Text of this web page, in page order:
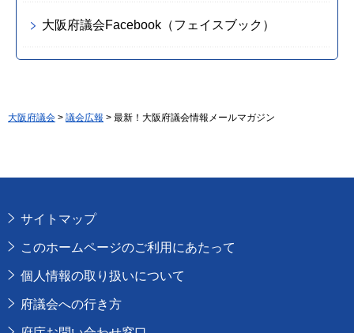
大阪府議会Facebook（フェイスブック）
大阪府議会 > 議会広報 > 最新！大阪府議会情報メールマガジン
サイトマップ
このホームページのご利用にあたって
個人情報の取り扱いについて
府議会への行き方